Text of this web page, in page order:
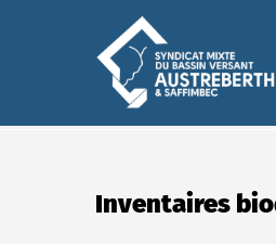
Inventaires